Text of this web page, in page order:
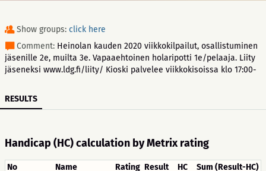
Show groups: click here
Comment: Heinolan kauden 2020 viikkokilpailut, osallistuminen
jäsenille 2e, muilta 3e. Vapaaehtoinen holaripotti 1e/pelaaja. Liity
jäseneksi www.ldg.fi/liity/ Kioski palvelee viikkokisoissa klo 17:00-
RESULTS
Handicap (HC) calculation by Metrix rating
No Name Rating Result HC
Sum (Result-HC)